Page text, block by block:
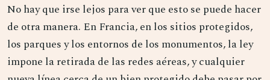
No hay que irse lejos para ver que esto se puede hacer
de otra manera. En Francia, en los sitios protegidos,
los parques y los entornos de los monumentos, la ley
impone la retirada de las redes aéreas, y cualquier